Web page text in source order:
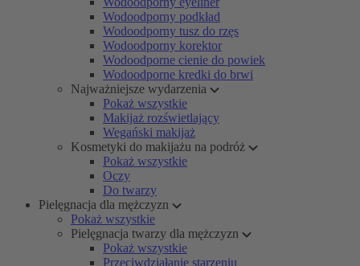
Wodoodporny podkład
Wodoodporny tusz do rzęs
Wodoodporny korektor
Wodoodporne cienie do powiek
Wodoodporne kredki do brwi
Najważniejsze wydarzenia
Pokaż wszystkie
Makijaż rozświetlający
Wegański makijaż
Kosmetyki do makijażu na podróż
Pokaż wszystkie
Oczy
Do twarzy
Pielęgnacja dla mężczyzn
Pokaż wszystkie
Pielęgnacja twarzy dla mężczyzn
Pokaż wszystkie
Przeciwdziałanie starzeniu